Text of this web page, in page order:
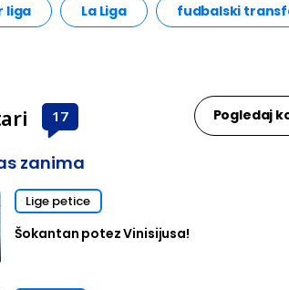
liga La Liga fudbalski
17 Pogledaj
zanima
Lige petice
Šokantan potez Vinisijusa!